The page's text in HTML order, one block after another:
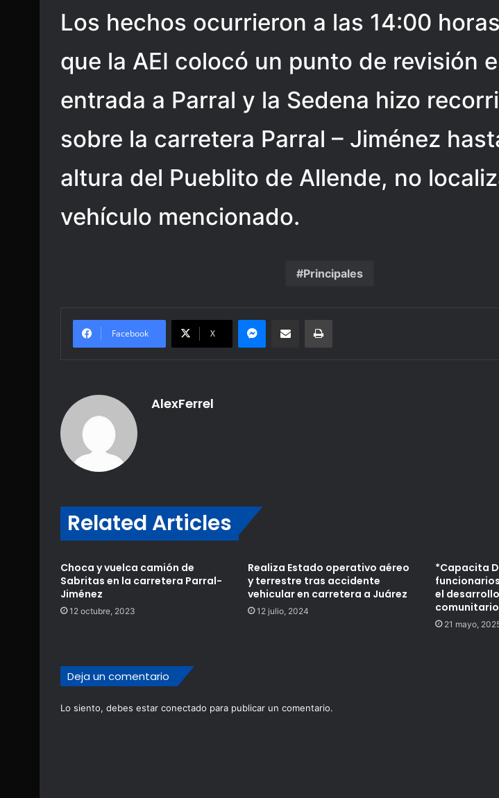
Los hechos ocurrieron a las 14:00
que la AEI colocó un punto de revisión
entrada a Parral y la Sedena hizo
sobre la carretera Parral – Jiménez
altura del Pueblito de Allende, no
vehículo mencionado.
Principales
Facebook X
Messenger
Share via Email Print
AlexFerrel
Related Articles
Choca y vuelca camión de
Sabritas en la carretera Parral-
Jiménez
12 octubre, 2023
Realiza Estado operativo aéreo
y terrestre tras accidente
vehicular en carretera a Juárez
12 julio, 2024
*Capacita
el
21 mayo,
Deja un comentario
Lo siento, debes estar conectado para publicar un comentario.